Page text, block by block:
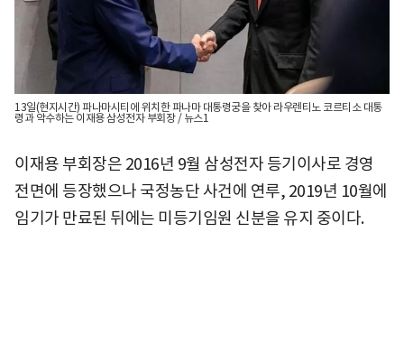
13일(현지시간) 파나마시티에 위치한 파나마 대통령궁을 찾아 라우렌티노 코르티소 대통
령과 악수하는 이재용 삼성전자 부회장 / 뉴스1
이재용 부회장은 2016년 9월 삼성전자 등기이사로 경영
전면에 등장했으나 국정농단 사건에 연루, 2019년 10월에
임기가 만료된 뒤에는 미등기임원 신분을 유지 중이다.